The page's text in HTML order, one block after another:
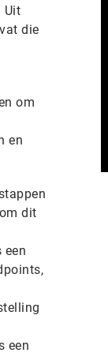
Uit
die
om
en
dit
een
een